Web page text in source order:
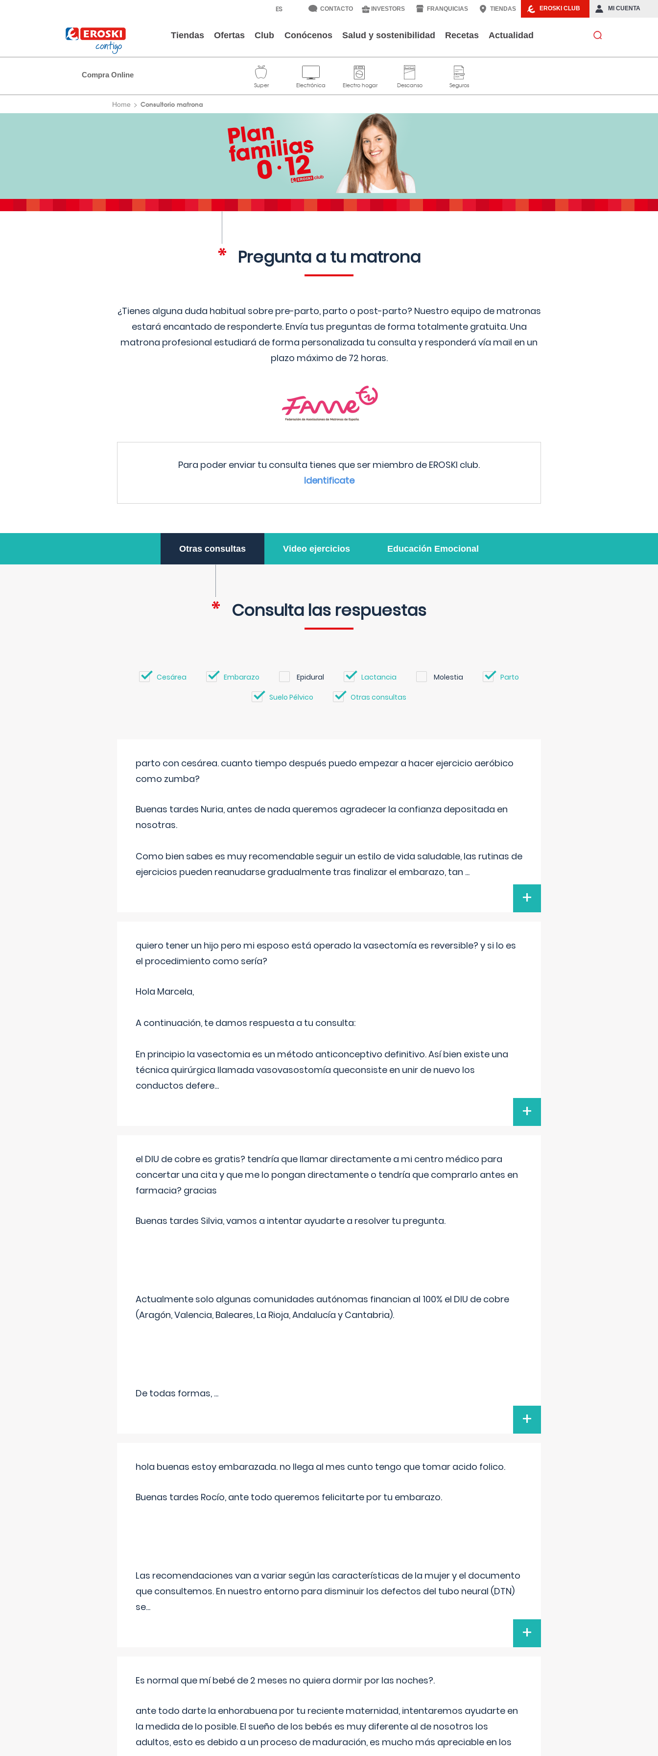
EROSKI CLUB MI CUENTA
CONTACTO INVESTORS FRANQUICIAS TIENDAS
Tiendas Ofertas Club Conócenos Salud y sostenibilidad Recetas Actualidad
Compra Online
Home Consultorio matrona
Pregunta a tu matrona
¿Tienes alguna duda habitual sobre pre-parto, parto o post-parto? Nuestro equipo de matronas
estará encantado de responderte. Envía tus preguntas de forma totalmente gratuita. Una
matrona profesional estudiará de forma personalizada tu consulta y responderá vía mail en un
plazo máximo de 72 horas.
Para poder enviar tu consulta tienes que ser miembro de EROSKI club.
Identificate
Otras consultas Video ejercicios Educación Emocional
Consulta las respuestas
Cesárea Embarazo Epidural Lactancia Molestia Parto
Suelo Pélvico Otras consultas
parto con cesárea. cuanto tiempo después puedo empezar a hacer ejercicio aeróbico
como zumba?
Buenas tardes Nuria, antes de nada queremos agradecer la confianza depositada en
nosotras.
Como bien sabes es muy recomendable seguir un estilo de vida saludable, las rutinas de
ejercicios pueden reanudarse gradualmente tras finalizar el embarazo, tan ...
+
quiero tener un hijo pero mi esposo está operado la vasectomía es reversible? y si lo es
el procedimiento como sería?
Hola Marcela,
A continuación, te damos respuesta a tu consulta:
En principio la vasectomia es un método anticonceptivo definitivo. Así bien existe una
técnica quirúrgica llamada vasovasostomía queconsiste en unir de nuevo los
conductos defere...
+
el DIU de cobre es gratis? tendría que llamar directamente a mi centro médico para
concertar una cita y que me lo pongan directamente o tendría que comprarlo antes en
farmacia? gracias
Buenas tardes Silvia, vamos a intentar ayudarte a resolver tu pregunta.
Actualmente solo algunas comunidades autónomas financian al 100% el DIU de cobre
(Aragón, Valencia, Baleares, La Rioja, Andalucía y Cantabria).
De todas formas, ...
+
hola buenas estoy embarazada. no llega al mes cunto tengo que tomar acido folico.
Buenas tardes Rocío, ante todo queremos felicitarte por tu embarazo.
Las recomendaciones van a variar según las características de la mujer y el documento
que consultemos. En nuestro entorno para disminuir los defectos del tubo neural (DTN)
se...
+
Es normal que mí bebé de 2 meses no quiera dormir por las noches?.
ante todo darte la enhorabuena por tu reciente maternidad, intentaremos ayudarte en
la medida de lo posible. El sueño de los bebés es muy diferente al de nosotros los
adultos, esto es debido a un proceso de maduración, es mucho más apreciable en los